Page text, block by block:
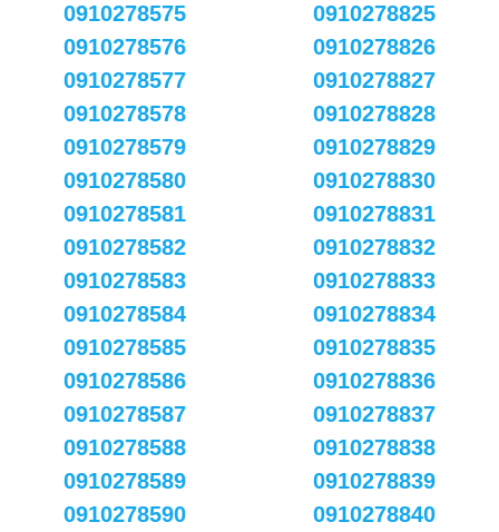
0910278575
0910278576
0910278577
0910278578
0910278579
0910278580
0910278581
0910278582
0910278583
0910278584
0910278585
0910278586
0910278587
0910278588
0910278589
0910278590
0910278825
0910278826
0910278827
0910278828
0910278829
0910278830
0910278831
0910278832
0910278833
0910278834
0910278835
0910278836
0910278837
0910278838
0910278839
0910278840